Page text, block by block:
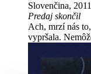
Slovenčina, 2011
Predaj skončil
Ach, mrzí nás
vypršala.